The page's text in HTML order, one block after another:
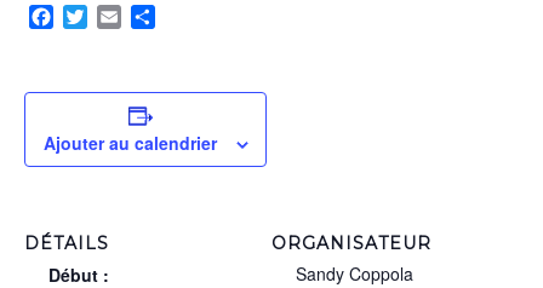
Facebook
TwitterEmail
Ajouter au calendrier
DÉTAILS
Début :
ORGANISATEUR
Sandy Coppola